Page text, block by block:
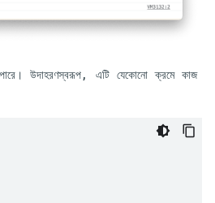
উদাহরণস্বরূপ, এটি যেকোনো ক্রমে কাজ